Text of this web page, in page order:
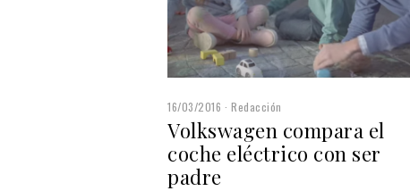
16/03/2016 Redacción
Volkswagen compara el
coche eléctrico con ser
padre